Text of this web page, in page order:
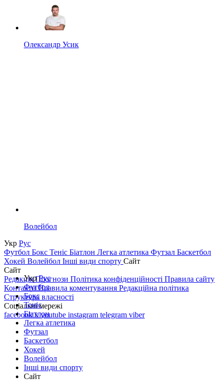
Олександр Усик
Волейбол
Укр Рус
Футбол Бокс Теніс Біатлон Легка атлетика Футзал Баскетбол
Хокей Волейбол Інші види спорту Сайт
Сайт
РедакціяПрогнози Політика конфіденційності Правила сайту
КонтактиПравила коментування Редакційна політика
Структура власності
Соціальні мережі
facebookxyoutube instagram telegram viber
УкрРус
Футбол
Бокс
Теніс
Біатлон
Легка атлетика
Футзал
Баскетбол
Хокей
Волейбол
Інші види спорту
Сайт